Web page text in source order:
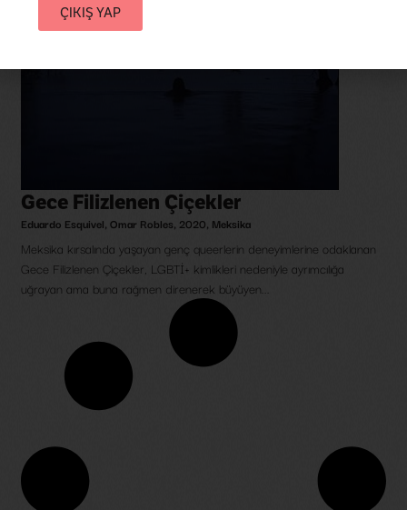
Gece Filizlenen Çiçekler
Eduardo Esquivel, Omar Robles, 2020, Meksika
Meksika kırsalında yaşayan genç queerlerin deneyimlerine odaklanan
Gece Filizlenen Çiçekler, LGBTİ+ kimlikleri nedeniyle ayrımcılığa
uğrayan ama buna rağmen direnerek büyüyen...
ÇIKIŞ YAP